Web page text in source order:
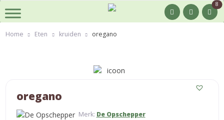
8
Home Eten kruiden oregano
oregano
Merk: De Opschepper